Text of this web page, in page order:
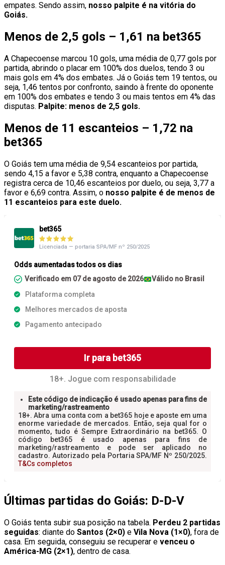
empates. Sendo assim, nosso palpite é na vitória do
Goiás.
Menos de 2,5 gols – 1,61 na bet365
A Chapecoense marcou 10 gols, uma média de 0,77 gols por
partida, abrindo o placar em 100% dos duelos, tendo 3 ou
mais gols em 4% dos embates. Já o Goiás tem 19 tentos, ou
seja, 1,46 tentos por confronto, saindo à frente do oponente
em 100% dos embates e tendo 3 ou mais tentos em 4% das
disputas. Palpite: menos de 2,5 gols.
Menos de 11 escanteios – 1,72 na
bet365
O Goiás tem uma média de 9,54 escanteios por partida,
sendo 4,15 a favor e 5,38 contra, enquanto a Chapecoense
registra cerca de 10,46 escanteios por duelo, ou seja, 3,77 a
favor e 6,69 contra. Assim, o nosso palpite é de menos de
11 escanteios para este duelo.
Últimas partidas do Goiás: D-D-V
O Goiás tenta subir sua posição na tabela. Perdeu 2 partidas
seguidas: diante do Santos (2×0) e Vila Nova (1×0), fora de
casa. Em seguida, conseguiu se recuperar e venceu o
América-MG (2×1), dentro de casa.